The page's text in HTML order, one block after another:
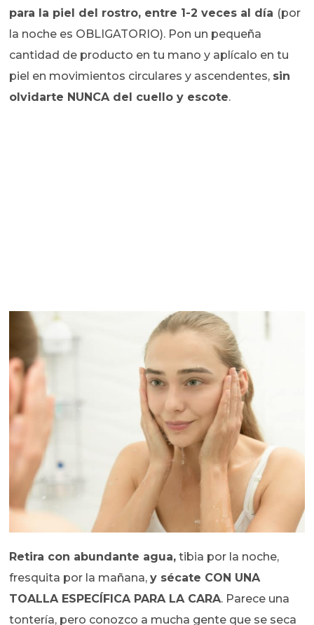
para la piel del rostro, entre 1-2 veces al día (por
la noche es OBLIGATORIO). Pon un pequeña
cantidad de producto en tu mano y aplícalo en tu
piel en movimientos circulares y ascendentes, sin
olvidarte NUNCA del cuello y escote.
Retira con abundante agua, tibia por la noche,
fresquita por la mañana,y sécate CON UNA
TOALLA ESPECÍFICA PARA LA CARA. Parece una
tontería, pero conozco a mucha gente que se seca